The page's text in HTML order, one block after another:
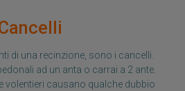
di una recinzione, sono i cancelli.
ad un anta o carrai a 2 ante.
volentieri causano qualche dubbio